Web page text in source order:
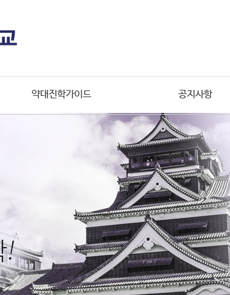
약대진학가이드 공지사항